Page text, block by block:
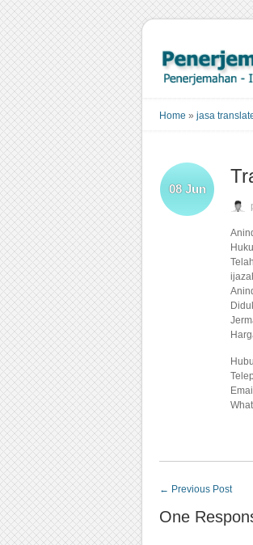
Home » jasa
08 Jun
← Previous Post
One